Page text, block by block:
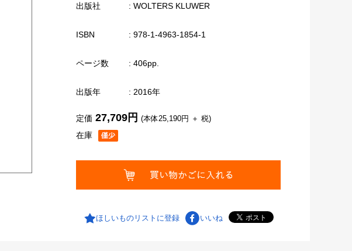
出版社 : WOLTERS KLUWER
ISBN : 978-1-4963-1854-1
ページ数 : 406pp.
出版年 : 2016年
在庫
定価 27,709円 (本体25,190円 ＋ 税)
ほしいものリストに登録 いいね